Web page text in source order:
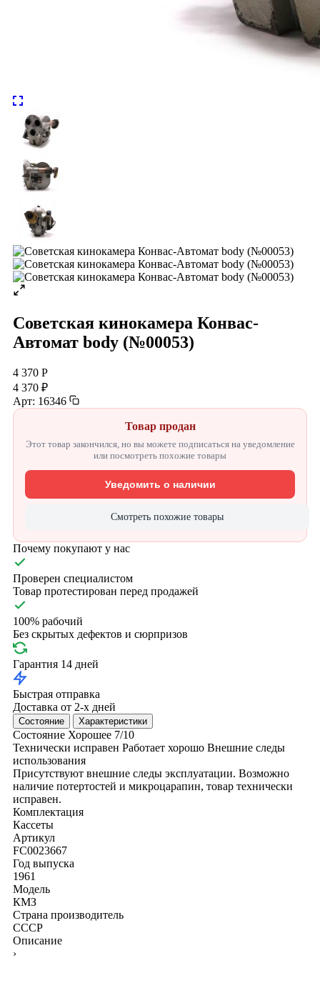
Советская кинокамера Конвас-
Автомат body (№00053)
4 370 Р
4 370 ₽
Арт: 16346
Товар продан
Этот товар закончился, но вы можете подписаться на уведомление
или посмотреть похожие товары
Уведомить о наличии
Смотреть похожие товары
Почему покупают у нас
Проверен специалистом
Товар протестирован перед продажей
100% рабочий
Без скрытых дефектов и сюрпризов
Гарантия 14 дней
Быстрая отправка
Доставка от 2-х дней
Состояние Характеристики
Состояние Хорошее 7/10
Технически исправен Работает хорошо Внешние следы
использования
Присутствуют внешние следы эксплуатации. Возможно
наличие потертостей и микроцарапин, товар технически
исправен.
Комплектация
Кассеты
Артикул
FC0023667
Год выпуска
1961
Модель
КМЗ
Страна производитель
СССР
Описание
›